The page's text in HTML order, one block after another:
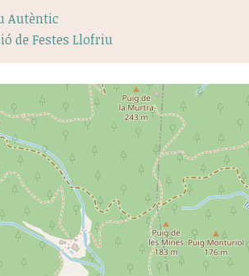
Autèntic
de Festes Llofriu